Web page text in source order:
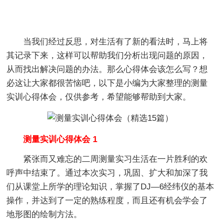
当我们经过反思，对生活有了新的看法时，马上将
其记录下来，这样可以帮助我们分析出现问题的原因，
从而找出解决问题的办法。那么心得体会该怎么写？想
必这让大家都很苦恼吧，以下是小编为大家整理的测量
实训心得体会，仅供参考，希望能够帮助到大家。
测量实训心得体会 1
紧张而又难忘的二周测量实习生活在一片胜利的欢
呼声中结束了。通过本次实习，巩固、扩大和加深了我
们从课堂上所学的理论知识，掌握了DJ—6经纬仪的基本
操作，并达到了一定的熟练程度，而且还有机会学会了
地形图的绘制方法。